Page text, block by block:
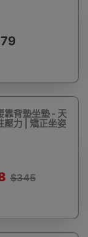
靠背墊坐墊 - 天
壓力 | 矯正坐姿
$345